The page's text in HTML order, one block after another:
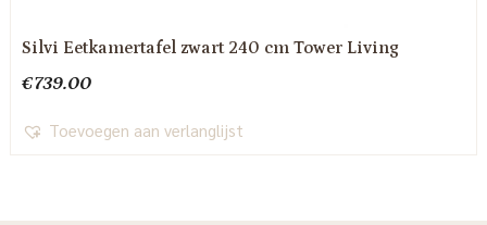
Silvi Eetkamertafel zwart 240 cm Tower Living
€739.00
Toevoegen aan verlanglijst